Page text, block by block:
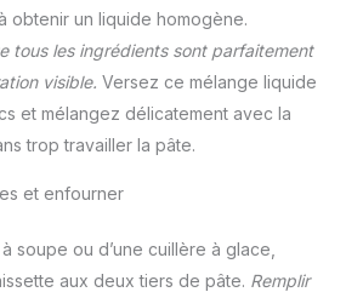
obtenir un liquide homogène.
tous les ingrédients sont parfaitement
visible. Versez ce mélange liquide
et mélangez délicatement avec la
trop travailler la pâte.
et enfourner
soupe ou d’une cuillère à glace,
aux deux tiers de pâte. Remplir